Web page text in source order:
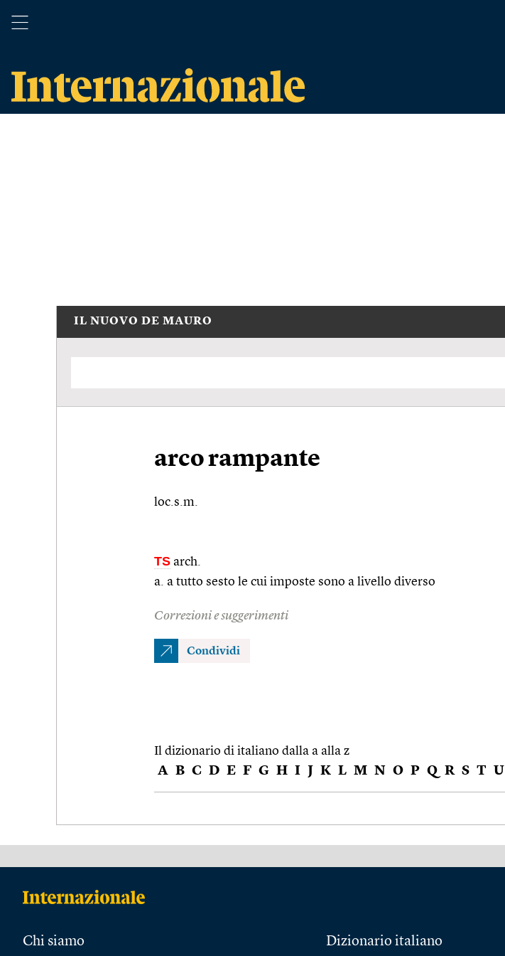
IL NUOVO DE MAURO
arco rampante
loc.s.m.
TS arch.
a. a tutto sesto le cui imposte sono a livello diverso
Correzioni e suggerimenti
Condividi
Il dizionario di italiano dalla a alla z
A B C D E F G H I J K L M N O P Q R S T U
Chi siamo Dizionario italiano